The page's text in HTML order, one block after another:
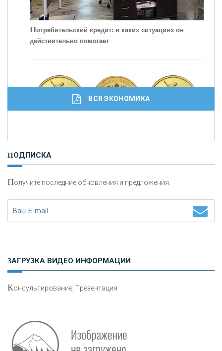
Потребительский кредит: в каких ситуациях он
действительно помогает
И
сохранения и увеличения капитала
ВСЯ ЭКОНОМИКА
ПОДПИСКА
Получите последние обновления и предложения.
ЗАГРУЗКА ВИДЕО ИНФОРМАЦИИ
Консультирование, Презентация